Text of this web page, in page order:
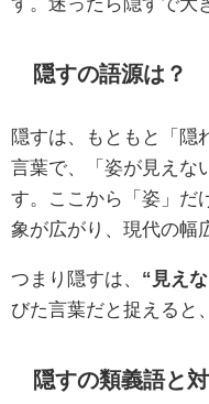
隠すの語源は？
隠すは、もともと「隠
言葉で、「姿が見えな
す。ここから「姿」だ
象が広がり、現代の幅
つまり隠すは、 “見え
びた言葉だと捉えると
隠すの類義語と